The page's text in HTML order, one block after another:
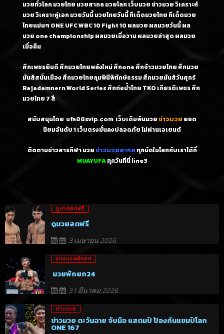
มวยทั่วโลก มวยไทย มวยสากล มวยโลก เว็บมวย ข่าวมวย วิเคราะห์
มวย วิเคราะคู่เอก มวยวันนี้ มวยไทยวันนี้ ทีเด็ดมวยไทย ทีเด็ดมวย
ไทยแม่นๆ ONE UFC WBC 10 Fight 10 ผลมวย ผลมวยวันนี้ ผล
มวย one championship ผลมวยเมื่อวาน ผลมวยล่าสุด ผลมวย
เมื่อคืน
ศึกเพชรยินดี ศึกมวยไทยพลังใหม่ ศึกone ศึกจ้าวมวยไทย ศึกมวย
มันส์สนั่นเมือง ศึกมวยไทยลุมพินีพิทักษ์ธรรม ศึกมวยมันส์วันศุกร์
Rajadamnern World Series ศึกท่อน้ำไทย TKO เกียรติเพชร ศึก
มวยไทย 7 สี
สนับสนุนโดย ufa88svip.com เว็บเดิมพันมวย ข่าวมวย ยอด
นิยมอันดับ 1เว็บตรงมั่นคงปลอดภัย ไม่ผ่านเอเยนต์
ติดตามข่าวสารกีฬา มวย ข่าวมวยสากล ทุกนัดในโลกกับเราได้ที่
MUAYUFAทุกวันทีนี่line3
ดูมวยสดฟรี
ดูมวยสดฟรี
3 เมษายน 2026
แทงมวยพักยก
มวยพักยก24
31 มีนาคม 2026
ข่าวมวย
ข่าวมวย ตะวันฉาย จับมือ แสตมป์ ป้องกันแชมป์โลก
ONE 167